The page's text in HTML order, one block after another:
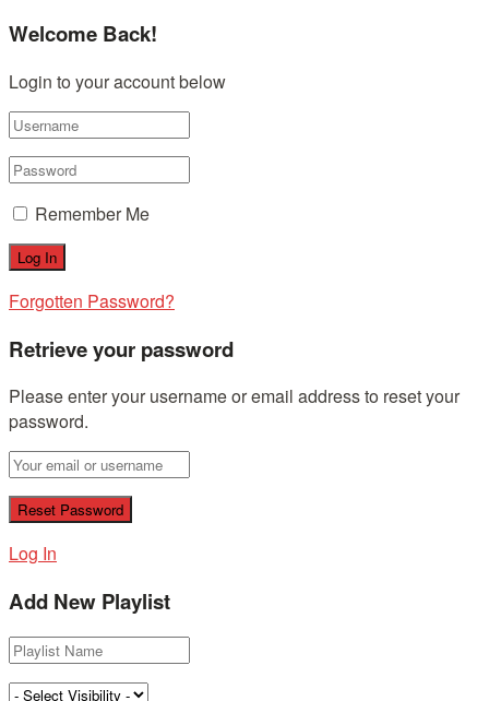
Welcome Back!
Login to your account below
Remember Me
Forgotten Password?
Retrieve your password
Please enter your username or email address to reset your
password.
Log In
Add New Playlist